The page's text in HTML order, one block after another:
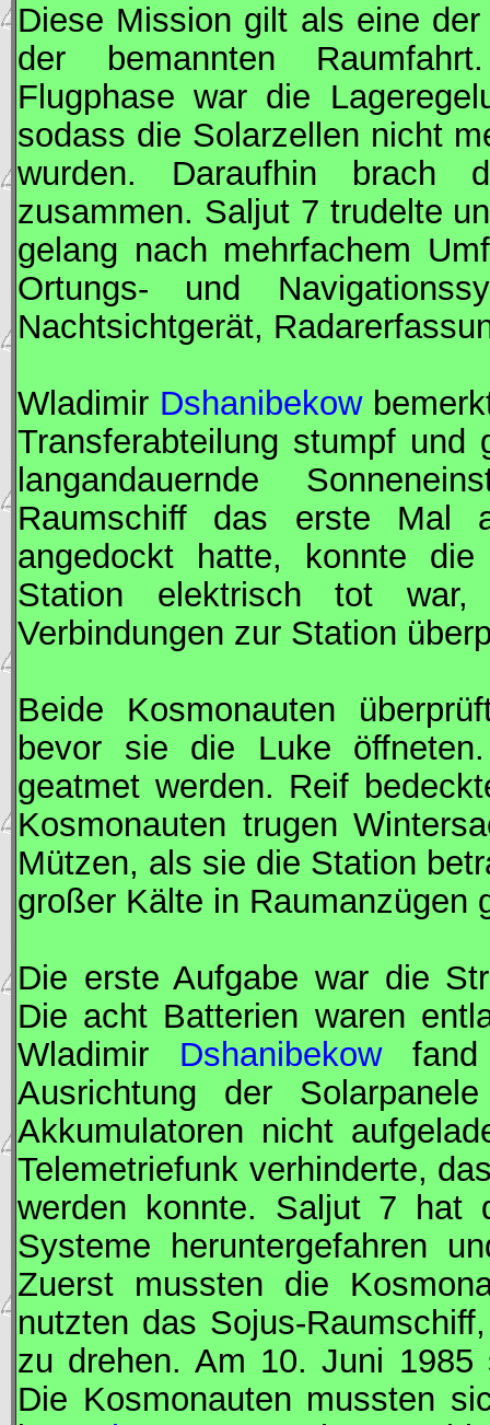
Diese Mission gilt als eine
der bemannten
Flugphase war die
sodass die Solarzellen nicht
wurden. Daraufhin brach
zusammen. Saljut7 trudelte
gelang nach mehrfachem
Ortungs- und
Nachtsichtgerät,
Wladimir Dshanibekow
Transferabteilung stumpf
langandauernde
Raumschiff das erste Mal
angedockt hatte, konnte
Station elektrisch tot
Verbindungen zur Station
Beide Kosmonauten
bevor sie die Luke
geatmet werden. Reif
Kosmonauten trugen
Mützen, als sie die Station
großer Kälte in Raumanzügen
Die erste Aufgabe war die
Die acht Batterien waren
Wladimir Dshanibekowfand
Ausrichtung der
Akkumulatoren nicht
Telemetriefunk verhinderte,
werden konnte. Saljut7 hat
Systeme heruntergefahren
Zuerst mussten die
nutzten das Sojus-
zu drehen. Am 10. Juni
Die Kosmonauten mussten